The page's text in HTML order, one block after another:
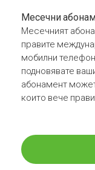
Месечни
Месечният
правите
мобилни
подновявате
абонамент
които вече